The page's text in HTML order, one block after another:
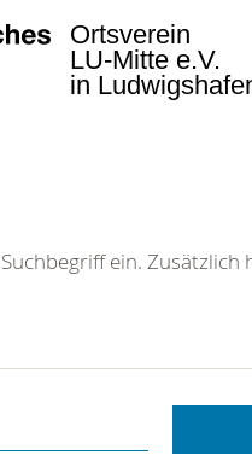
Ortsverein
LU-Mitte e.V.
in
Hotline.
ein.